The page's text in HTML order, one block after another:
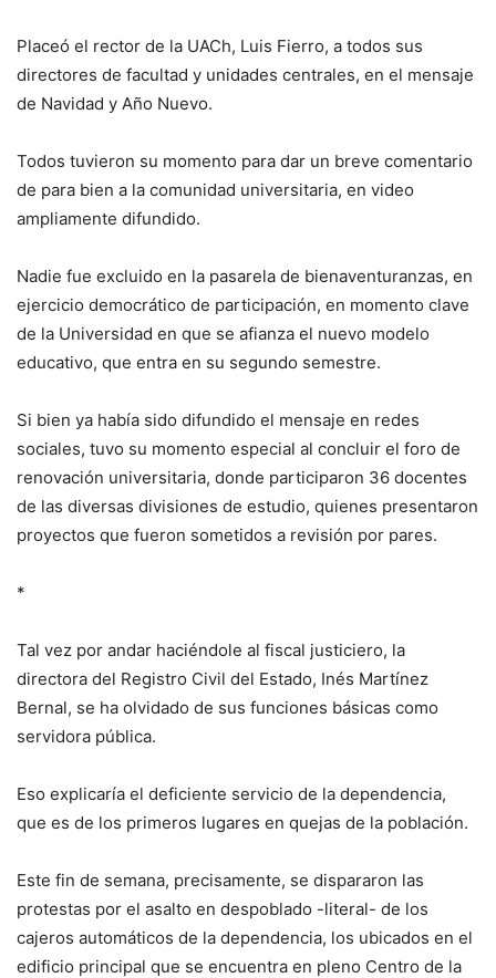
Placeó el rector de la UACh, Luis Fierro, a todos sus
directores de facultad y unidades centrales, en el mensaje
de Navidad y Año Nuevo.
Todos tuvieron su momento para dar un breve comentario
de para bien a la comunidad universitaria, en video
ampliamente difundido.
Nadie fue excluido en la pasarela de bienaventuranzas, en
ejercicio democrático de participación, en momento clave
de la Universidad en que se afianza el nuevo modelo
educativo, que entra en su segundo semestre.
Si bien ya había sido difundido el mensaje en redes
sociales, tuvo su momento especial al concluir el foro de
renovación universitaria, donde participaron 36 docentes
de las diversas divisiones de estudio, quienes presentaron
proyectos que fueron sometidos a revisión por pares.
*
Tal vez por andar haciéndole al fiscal justiciero, la
directora del Registro Civil del Estado, Inés Martínez
Bernal, se ha olvidado de sus funciones básicas como
servidora pública.
Eso explicaría el deficiente servicio de la dependencia,
que es de los primeros lugares en quejas de la población.
Este fin de semana, precisamente, se dispararon las
protestas por el asalto en despoblado -literal- de los
cajeros automáticos de la dependencia, los ubicados en el
edificio principal que se encuentra en pleno Centro de la